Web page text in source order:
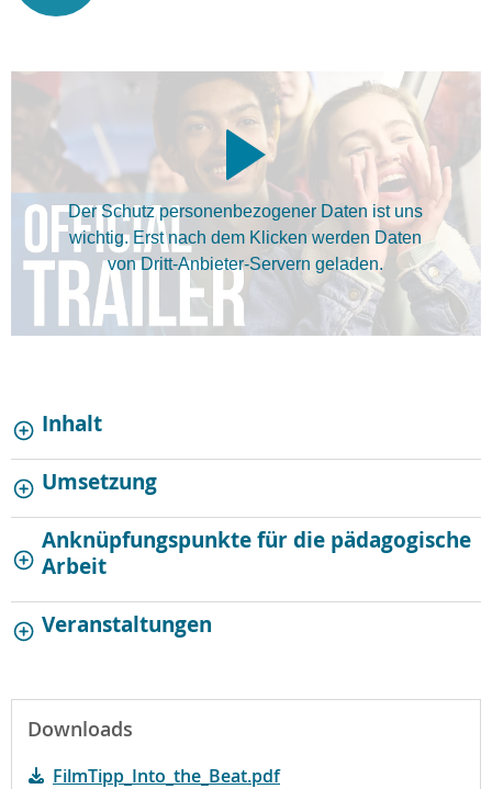
Der Schutz personenbezogener Daten ist uns
wichtig. Erst nach dem Klicken werden Daten
von Dritt-Anbieter-Servern geladen.
Inhalt
Umsetzung
Anknüpfungspunkte für die pädagogische
Arbeit
Veranstaltungen
Downloads
FilmTipp_Into_the_Beat.pdf